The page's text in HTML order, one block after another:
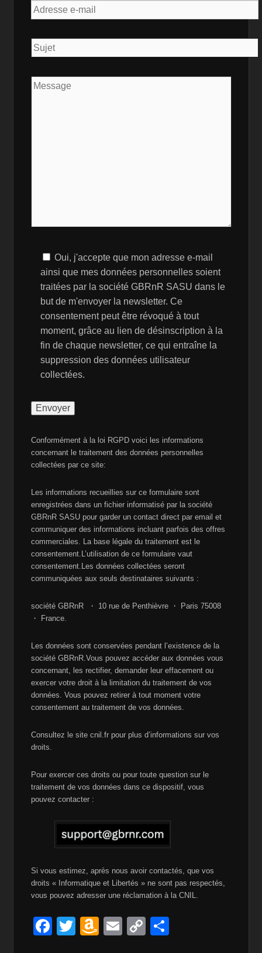
Oui, j'accepte que mon adresse e-mail
ainsi que mes données personnelles soient
traitées par la société GBRnR SASU dans le
but de m'envoyer la newsletter. Ce
consentement peut être révoqué à tout
moment, grâce au lien de désinscription à la
fin de chaque newsletter, ce qui entraîne la
suppression des données utilisateur
collectées.
Conformément à la loi RGPD voici les informations
concernant le traitement des données personnelles
collectées par ce site:
Les informations recueillies sur ce formulaire sont
enregistrées dans un fichier informatisé par la société
GBRnR SASU pour garder un contact direct par email et
communiquer des informations incluant parfois des offres
commerciales. La base légale du traitement est le
consentement.L’utilisation de ce formulaire vaut
consentement.Les données collectées seront
communiquées aux seuls destinataires suivants :
société GBRnR ・ 10 rue de Penthièvre ・ Paris 75008
・ France.
Les données sont conservées pendant l’existence de la
société GBRnR.Vous pouvez accéder aux données vous
concernant, les rectifier, demander leur effacement ou
exercer votre droit à la limitation du traitement de vos
données. Vous pouvez retirer à tout moment votre
consentement au traitement de vos données.
Consultez le site cnil.fr pour plus d’informations sur vos
droits.
Pour exercer ces droits ou pour toute question sur le
traitement de vos données dans ce dispositif, vous
pouvez contacter :
Si vous estimez, après nous avoir contactés, que vos
droits « Informatique et Libertés » ne sont pas respectés,
vous pouvez adresser une réclamation à la CNIL.
F
T
A
E
C